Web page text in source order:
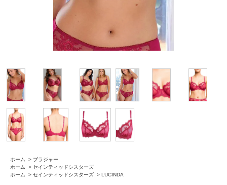
ホーム > ブラジャー
ホーム
> セインティッドシスターズ
ホーム
> セインティッドシスターズ > LUCINDA